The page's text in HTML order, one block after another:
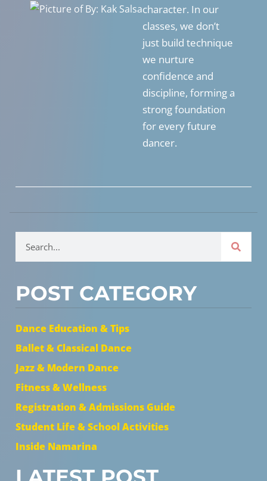
character. In our
classes, we don’t
just build technique
we nurture
confidence and
discipline, forming a
strong foundation
for every future
dancer.
POST CATEGORY
Dance Education & Tips
Ballet & Classical Dance
Jazz & Modern Dance
Fitness & Wellness
Registration & Admissions Guide
Student Life & School Activities
Inside Namarina